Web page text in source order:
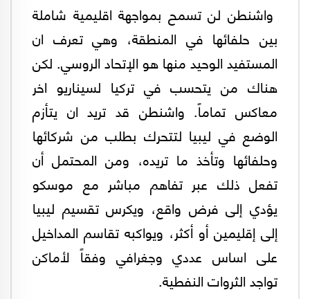
واشنطن لن تسمح بمواجهة اقليمية شاملة
بين حلفائها في المنطقة، وهي تعرف ان
المستفيد الوحيد منها هو الإتحاد الروسي. لكن
هناك من يتحسب في تركيا لسيناريو اخر
معاكس تماماً. واشنطن قد تريد ان يتأزم
الوضع في ليبيا لتتحرك بطلب من شركائها
وحلفائها وتأخذ ما تريده، ومن المحتمل أن
تفعل ذلك عبر تفاهم مباشر مع موسكو
يؤدي إلى فرض واقع، ويكرس تقسيم ليبيا
إلى إقليمين أو أكثر، ويواكبه تقاسم المداخيل
على اساس عددي وجغرافي وفقاً لأماكن
تواجد الثروات النفطية.